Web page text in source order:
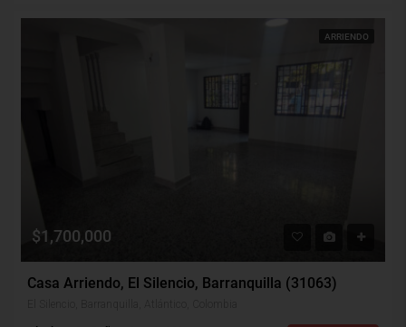
ARRIENDO
$1,700,000
Casa Arriendo, El Silencio, Barranquilla (31063)